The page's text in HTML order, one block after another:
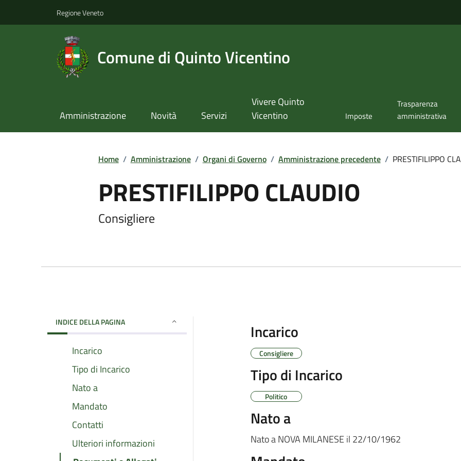
Regione Veneto
Comune di Quinto Vicentino
Amministrazione Novità Servizi
Vivere Quinto
Vicentino
Imposte
Trasparenza
amministrativa
Home / Amministrazione / Organi di Governo / Amministrazione precedente / PRESTIFILIPPO
PRESTIFILIPPO CLAUDIO
Consigliere
INDICE DELLA PAGINA
Incarico
Tipo di Incarico
Nato a
Mandato
Contatti
Ulteriori informazioni
Incarico
Consigliere
Tipo di Incarico
Politico
Nato a
Nato aNOVA MILANESE il 22/10/1962